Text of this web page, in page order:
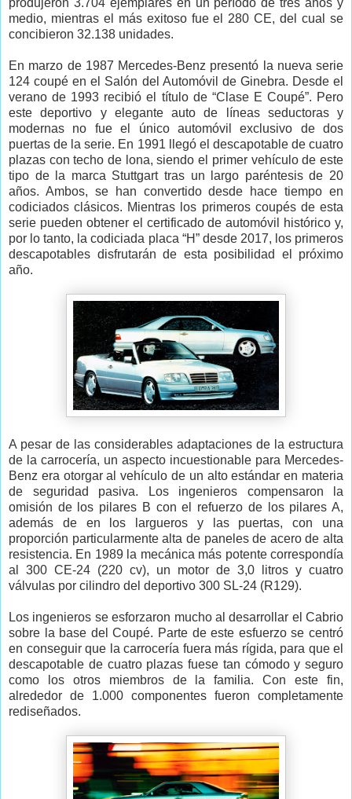
produjeron 3.704 ejemplares en un período de tres años y
medio, mientras el más exitoso fue el 280 CE, del cual se
concibieron 32.138 unidades.
En marzo de 1987 Mercedes-Benz presentó la nueva serie
124 coupé en el Salón del Automóvil de Ginebra. Desde el
verano de 1993 recibió el título de “Clase E Coupé”. Pero
este deportivo y elegante auto de líneas seductoras y
modernas no fue el único automóvil exclusivo de dos
puertas de la serie. En 1991 llegó el descapotable de cuatro
plazas con techo de lona, siendo el primer vehículo de este
tipo de la marca Stuttgart tras un largo paréntesis de 20
años. Ambos, se han convertido desde hace tiempo en
codiciados clásicos. Mientras los primeros coupés de esta
serie pueden obtener el certificado de automóvil histórico y,
por lo tanto, la codiciada placa “H” desde 2017, los primeros
descapotables disfrutarán de esta posibilidad el próximo
año.
A pesar de las considerables adaptaciones de la estructura
de la carrocería, un aspecto incuestionable para Mercedes-
Benz era otorgar al vehículo de un alto estándar en materia
de seguridad pasiva. Los ingenieros compensaron la
omisión de los pilares B con el refuerzo de los pilares A,
además de en los largueros y las puertas, con una
proporción particularmente alta de paneles de acero de alta
resistencia. En 1989 la mecánica más potente correspondía
al 300 CE-24 (220 cv), un motor de 3,0 litros y cuatro
válvulas por cilindro del deportivo 300 SL-24 (R129).
Los ingenieros se esforzaron mucho al desarrollar el Cabrio
sobre la base del Coupé. Parte de este esfuerzo se centró
en conseguir que la carrocería fuera más rígida, para que el
descapotable de cuatro plazas fuese tan cómodo y seguro
como los otros miembros de la familia. Con este fin,
alrededor de 1.000 componentes fueron completamente
rediseñados.